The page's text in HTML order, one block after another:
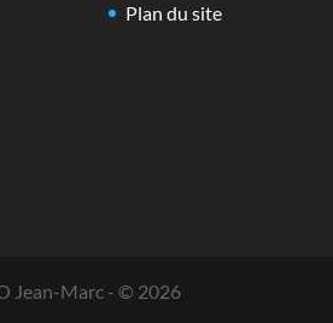
Plan du site
Jean-Marc -© 2026